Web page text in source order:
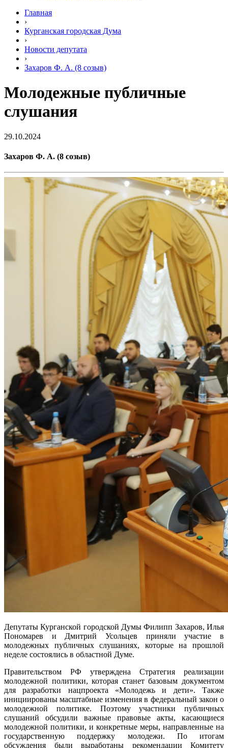
Главная
›
Курганская городская Дума
›
Новости депутата
›
Захаров Ф. А. (8 созыв)
Молодежные публичные
слушания
29.10.2024
Захаров Ф. А. (8 созыв)
Депутаты Курганской городской Думы Филипп Захаров, Илья
Пономарев и Дмитрий Усольцев приняли участие в
молодежных публичных слушаниях, которые на прошлой
неделе состоялись в областной Думе.
Правительством РФ утверждена Стратегия реализации
молодежной политики, которая станет базовым документом
для разработки нацпроекта «Молодежь и дети». Также
инициированы масштабные изменения в федеральный закон о
молодежной политике. Поэтому участники публичных
слушаний обсудили важные правовые акты, касающиеся
молодежной политики, и конкретные меры, направленные на
государственную поддержку молодежи. По итогам
обсуждения были выработаны рекомендации Комитету